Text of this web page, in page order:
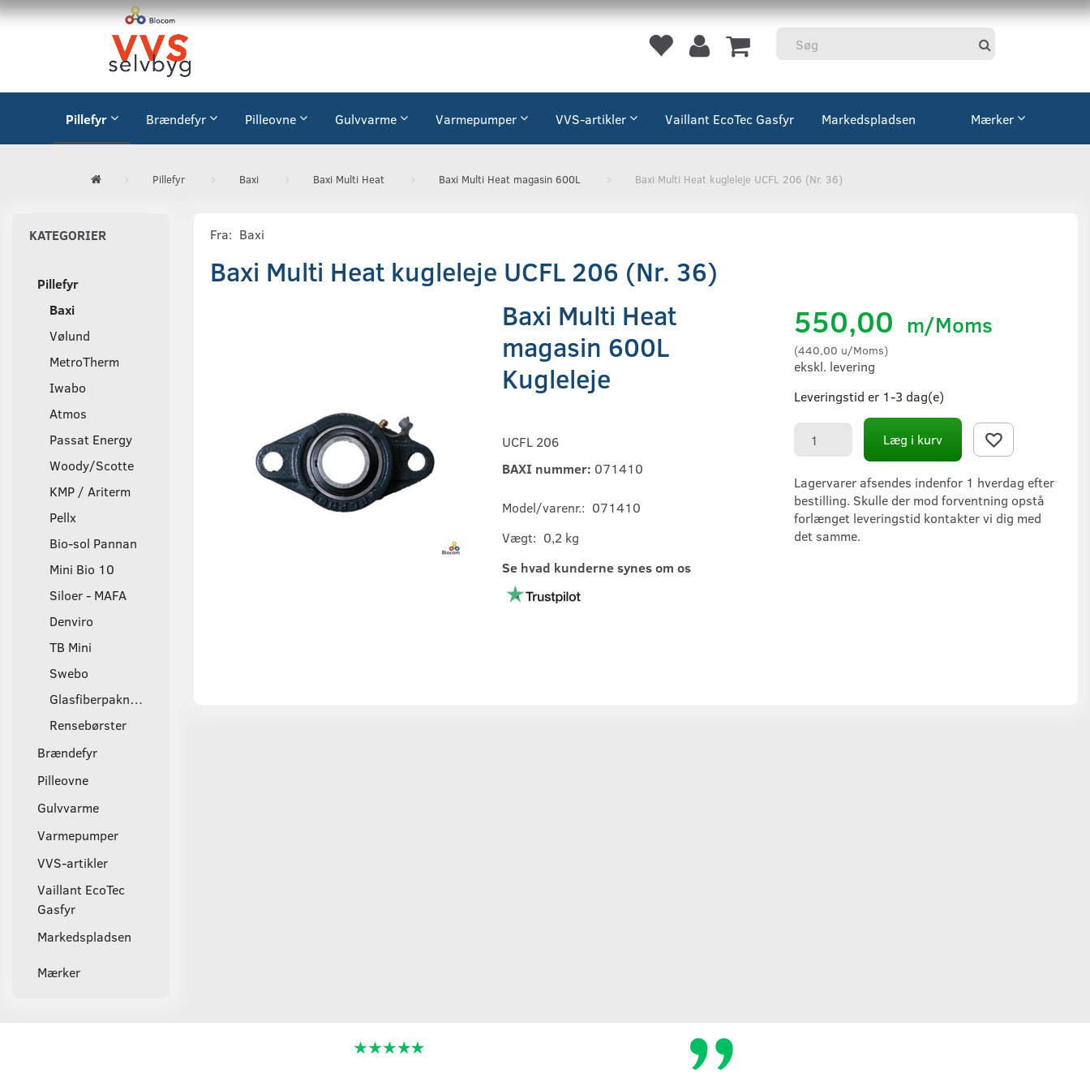
Pillefyr Brændefyr Pilleovne Gulvvarme Varmepumper VVS-artikler Vaillant EcoTec Gasfyr Markedspladsen Mærker
Pillefyr Baxi Baxi Multi Heat Baxi Multi Heat magasin 600L Baxi Multi Heat kugleleje UCFL 206 (Nr. 36)
KATEGORIER
Pillefyr
Baxi
Vølund
MetroTherm
Iwabo
Atmos
Passat Energy
Woody/Scotte
KMP / Ariterm
Pellx
Bio-sol Pannan
Mini Bio 10
Siloer - MAFA
Denviro
TB Mini
Swebo
Glasfiberpakninger
Rensebørster
Brændefyr
Pilleovne
Gulvvarme
Varmepumper
VVS-artikler
Vaillant EcoTec
Gasfyr
Markedspladsen
Mærker
Fra: Baxi
Baxi Multi Heat kugleleje UCFL 206 (Nr. 36)
Baxi Multi Heat
magasin 600L
Kugleleje
UCFL 206
BAXI nummer: 071410
Model/varenr.: 071410
Vægt: 0,2 kg
Se hvad kunderne synes om os
550,00 m/Moms
(440,00 u/Moms)
ekskl. levering
Leveringstid er 1-3 dag(e)
Læg i kurv
Lagervarer afsendes indenfor 1 hverdag efter
bestilling. Skulle der mod forventning opstå
forlænget leveringstid kontakter vi dig med
det samme.